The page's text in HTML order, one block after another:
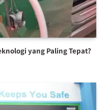
yang Paling Tepat?